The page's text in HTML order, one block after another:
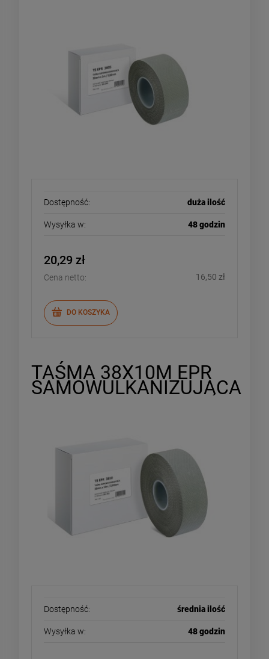
Dostępność: duża ilość
Wysyłka w: 48 godzin
20,29 zł
Cena netto: 16,50 zł
DO KOSZYKA
TAŚMA 38X10M EPR
SAMOWULKANIZUJĄCA
Dostępność: średnia ilość
Wysyłka w: 48 godzin